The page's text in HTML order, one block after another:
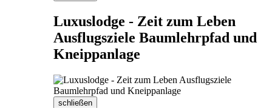
Luxuslodge - Zeit zum Leben
Ausflugsziele Baumlehrpfad und
Kneippanlage
schließen